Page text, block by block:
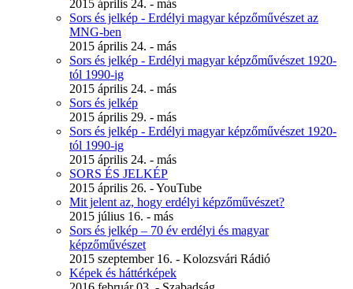
2015 április 24. - más
Sors és jelkép - Erdélyi magyar képzőművészet az
MNG-ben
2015 április 24. - más
Sors és jelkép - Erdélyi magyar képzőművészet 1920-
tól 1990-ig
2015 április 24. - más
Sors és jelkép
2015 április 29. - más
Sors és jelkép - Erdélyi magyar képzőművészet 1920-
tól 1990-ig
2015 április 24. - más
SORS ÉS JELKÉP
2015 április 26. - YouTube
Mit jelent az, hogy erdélyi képzőművészet?
2015 július 16. - más
Sors és jelkép – 70 év erdélyi és magyar
képzőművészet
2015 szeptember 16. - Kolozsvári Rádió
Képek és háttérképek